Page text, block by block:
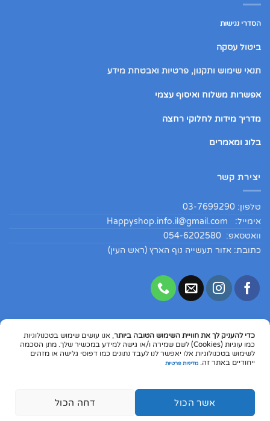
כדי להעניק לך את חוויית השימוש הטובה ביותר, אנו עושים שימוש בטכנולוגיות
כמו עוגיות (Cookies) לשם שמירה ו/או גישה למידע במכשיר שלך. מתן הסכמה
לשימוש בטכנולוגיות אלו יאפשר לנו לעבד נתונים כמו דפוסי גלישה או מזהים
ייחודיים באתר זה. מדיניות פרטיות
אשר הכול דחה הכול
הסדרי נגישות
ביטול עסקה
תנאי שימוש ותקנון, פרטיות ואבטחת מידע
אפשרות משלוח ואיסוף עצמי
מדריך מידות לחלוקי רחצה
בלוג ומאמרים
יצירת קשר
טלפון: 03-7699290
אימייל: Happyshop.info.il@gmail.com
וואטסאפ: 054-6202580
כתובת: אזור תעשייה נוף הארץ (ראש העין)
Copyright 2026 ©HappyShopIL
Apple
Pay
Google
Pay
PayPal
Visa
MasterCard
Dinners
או לעשות בו שימוש כלשהו ללא קבלת הסכמה מפורשת ובכתב מבעלי האתר.
המפר הוראה זו או כל הפרה לפי חוק יהיה צפוי לסנקציות משפטיות כקבוע
בחוק.